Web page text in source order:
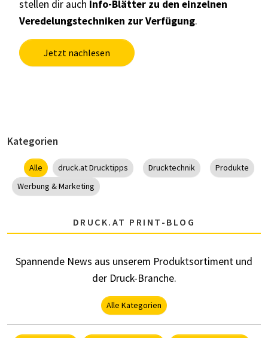
stellen dir auch Info-Blätter zu den einzelnen
Veredelungstechniken zur Verfügung.
Jetzt nachlesen
Kategorien
Alle druck.at Drucktipps Drucktechnik
Produkte
Werbung & Marketing
DRUCK.AT PRINT-BLOG
Spannende News aus unserem Produktsortiment und
der Druck-Branche.
Alle Kategorien